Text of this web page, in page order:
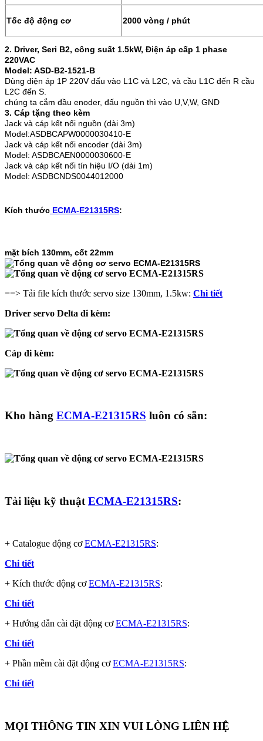
Tốc độ động cơ 2000 vòng / phút
2. Driver, Seri B2, công suất 1.5kW, Điện áp cấp 1 phase
220VAC
Model: ASD-B2-1521-B
Dùng điện áp 1P 220V đấu vào L1C và L2C, và cầu L1C đến R cầu
L2C đến S.
chúng ta cắm đầu enoder, đấu nguồn thì vào U,V,W, GND
3. Cáp tặng theo kèm
Jack và cáp kết nối nguồn (dài 3m)
Model:ASDBCAPW0000030410-E
Jack và cáp kết nối encoder (dài 3m)
Model: ASDBCAEN0000030600-E
Jack và cáp kết nối tín hiệu I/O (dài 1m)
Model: ASDBCNDS0044012000
Kích thước ECMA-E21315RS:
mặt bích 130mm, cốt 22mm
==> Tải file kích thước servo size 130mm, 1.5kw: Chi tiết
Driver servo Delta đi kèm:
Cáp đi kèm:
Kho hàng ECMA-E21315RS luôn có sẵn:
Tài liệu kỹ thuật ECMA-E21315RS:
+ Catalogue động cơECMA-E21315RS:
Chi tiết
+ Kích thước động cơECMA-E21315RS:
Chi tiết
+ Hướng dẫn cài đặt động cơECMA-E21315RS:
Chi tiết
+ Phần mềm cài đặt động cơECMA-E21315RS:
Chi tiết
MỌI THÔNG TIN XIN VUI LÒNG LIÊN HỆ